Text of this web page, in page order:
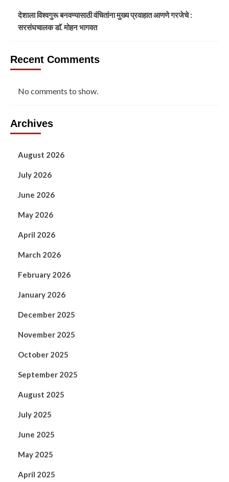
देशाला विश्वगुरू बनवण्यासाठी वंचितांना मुख्य प्रवाहात आणणे गरजेचे :
सरसंघचालक डाॅ. मोहन भागवत
Recent Comments
No comments to show.
Archives
August 2026
July 2026
June 2026
May 2026
April 2026
March 2026
February 2026
January 2026
December 2025
November 2025
October 2025
September 2025
August 2025
July 2025
June 2025
May 2025
April 2025